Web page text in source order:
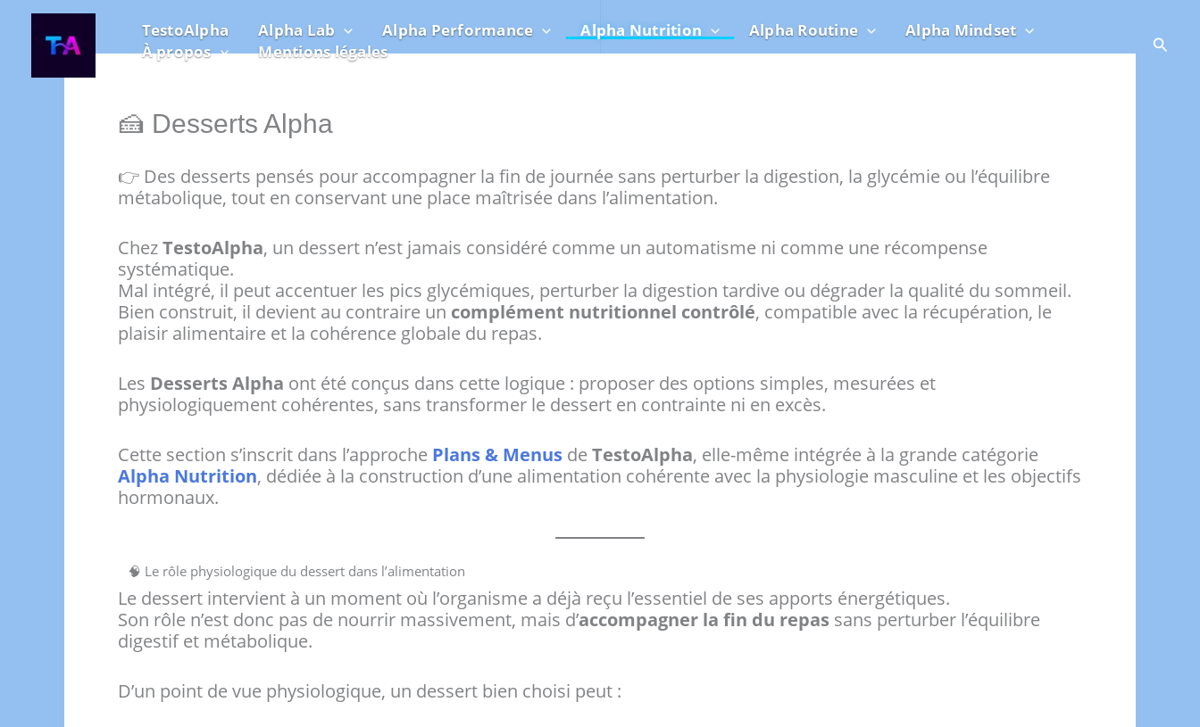
TestoAlpha Alpha Lab Alpha Performance Alpha Nutrition Alpha Routine
Alpha Mindset
À propos
Mentions légales
🍰 Desserts Alpha
👉 Des desserts pensés pour accompagner la fin de journée sans perturber la digestion, la glycémie ou l’équilibre
métabolique, tout en conservant une place maîtrisée dans l’alimentation.
ChezTestoAlpha, un dessert n’est jamais considéré comme un automatisme ni comme une récompense
systématique.
Mal intégré, il peut accentuer les pics glycémiques, perturber la digestion tardive ou dégrader la qualité du sommeil.
Bien construit, il devient au contraire un complément nutritionnel contrôlé, compatible avec la récupération, le
plaisir alimentaire et la cohérence globale du repas.
Les Desserts Alpha ont été conçus dans cette logique : proposer des options simples, mesurées et
physiologiquement cohérentes, sans transformer le dessert en contrainte ni en excès.
Cette section s’inscrit dans l’approche Plans & Menus de TestoAlpha, elle-même intégrée à la grande catégorie
Alpha Nutrition, dédiée à la construction d’une alimentation cohérente avec la physiologie masculine et les objectifs
hormonaux.
🧠 Le rôle physiologique du dessert dans l’alimentation
Le dessert intervient à un moment où l’organisme a déjà reçu l’essentiel de ses apports énergétiques.
Son rôle n’est donc pas de nourrir massivement, mais d’accompagner la fin du repas sans perturber l’équilibre
digestif et métabolique.
D’un point de vue physiologique, un dessert bien choisi peut :